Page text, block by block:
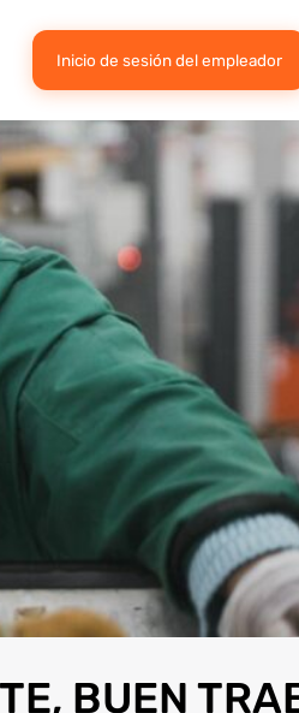
Inicio de sesión del empleador
BUEN